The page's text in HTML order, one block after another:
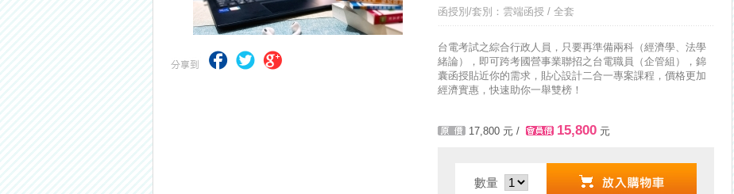
【求職秘技＼(￣O￣)】你對國營事業了解多少呢? 必考國事業的6大理由 ►►好想了解◄◄
函授別/套別：雲端函授 / 全套
台電考試之綜合行政人員，只要再準備兩科（經濟學、法學
緒論），即可跨考國營事業聯招之台電職員（企管組），錦
囊函授貼近你的需求，貼心設計二合一專案課程，價格更加
經濟實惠，快速助你一舉雙榜！
17,800 元 / 15,800 元
數量